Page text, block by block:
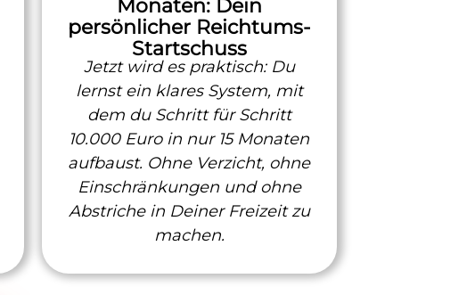
Monaten: Dein
persönlicher Reichtums-
Startschuss
Jetzt wird es praktisch: Du
lernst ein klares System, mit
dem du Schritt für Schritt
10.000 Euro in nur 15 Monaten
aufbaust. Ohne Verzicht, ohne
Einschränkungen und ohne
Abstriche in Deiner Freizeit zu
machen.